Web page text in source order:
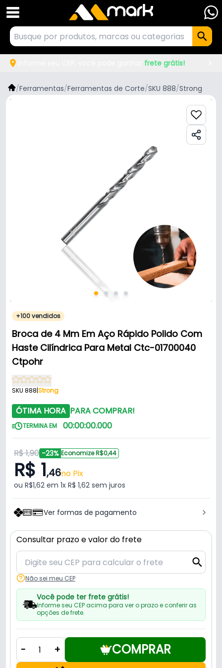
frete grátis!
/Ferramentas/Ferramentas de Corte/SKU 888/Strong
+100 vendidos
Broca de 4 Mm Em Aço Rápido Polido Com
Haste Cilíndrica Para Metal Ctc-01700040
Ctpohr
SKU 888|Strong
ÓTIMA HORA PARA COMPRAR!
TERMINA EM 00:00:00.000
R$ 1,90 -23% Economize R$0,44
R$ 1,46no Pix
ou R$1,62 em 1x R$ 1,62 sem juros
Ver formas de pagamento
Consultar prazo e valor do frete
Não sei meu CEP
Você pode ter frete grátis!
Informe seu CEP acima para ver o prazo e conferir as
opções de frete.
- + COMPRAR